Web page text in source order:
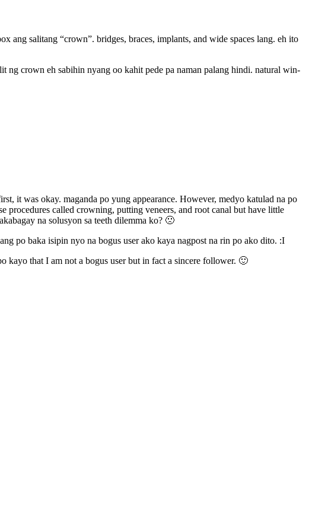
ang salitang “crown”. bridges, braces, implants, and wide spaces lang. eh ito
ng crown eh sabihin nyang oo kahit pede pa naman palang hindi. natural win-
it was okay. maganda po yung appearance. However, medyo katulad na po
procedures called crowning, putting veneers, and root canal but have little
na solusyon sa teeth dilemma ko? 🙁
po baka isipin nyo na bogus user ako kaya nagpost na rin po ako dito. :I
kayo that I am not a bogus user but in fact a sincere follower. 🙂